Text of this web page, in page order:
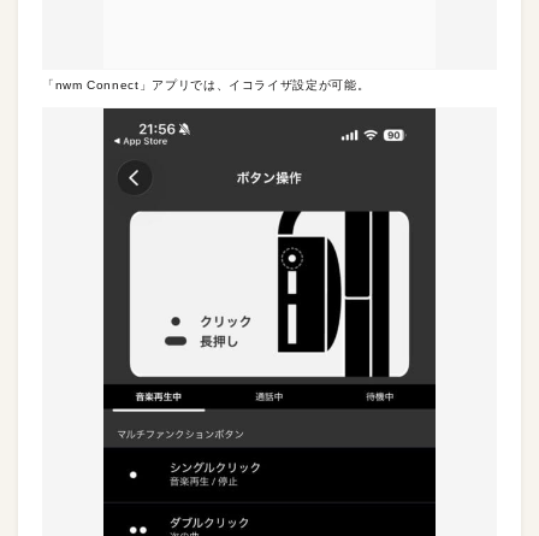
「nwm Connect」アプリでは、イコライザ設定が可能。